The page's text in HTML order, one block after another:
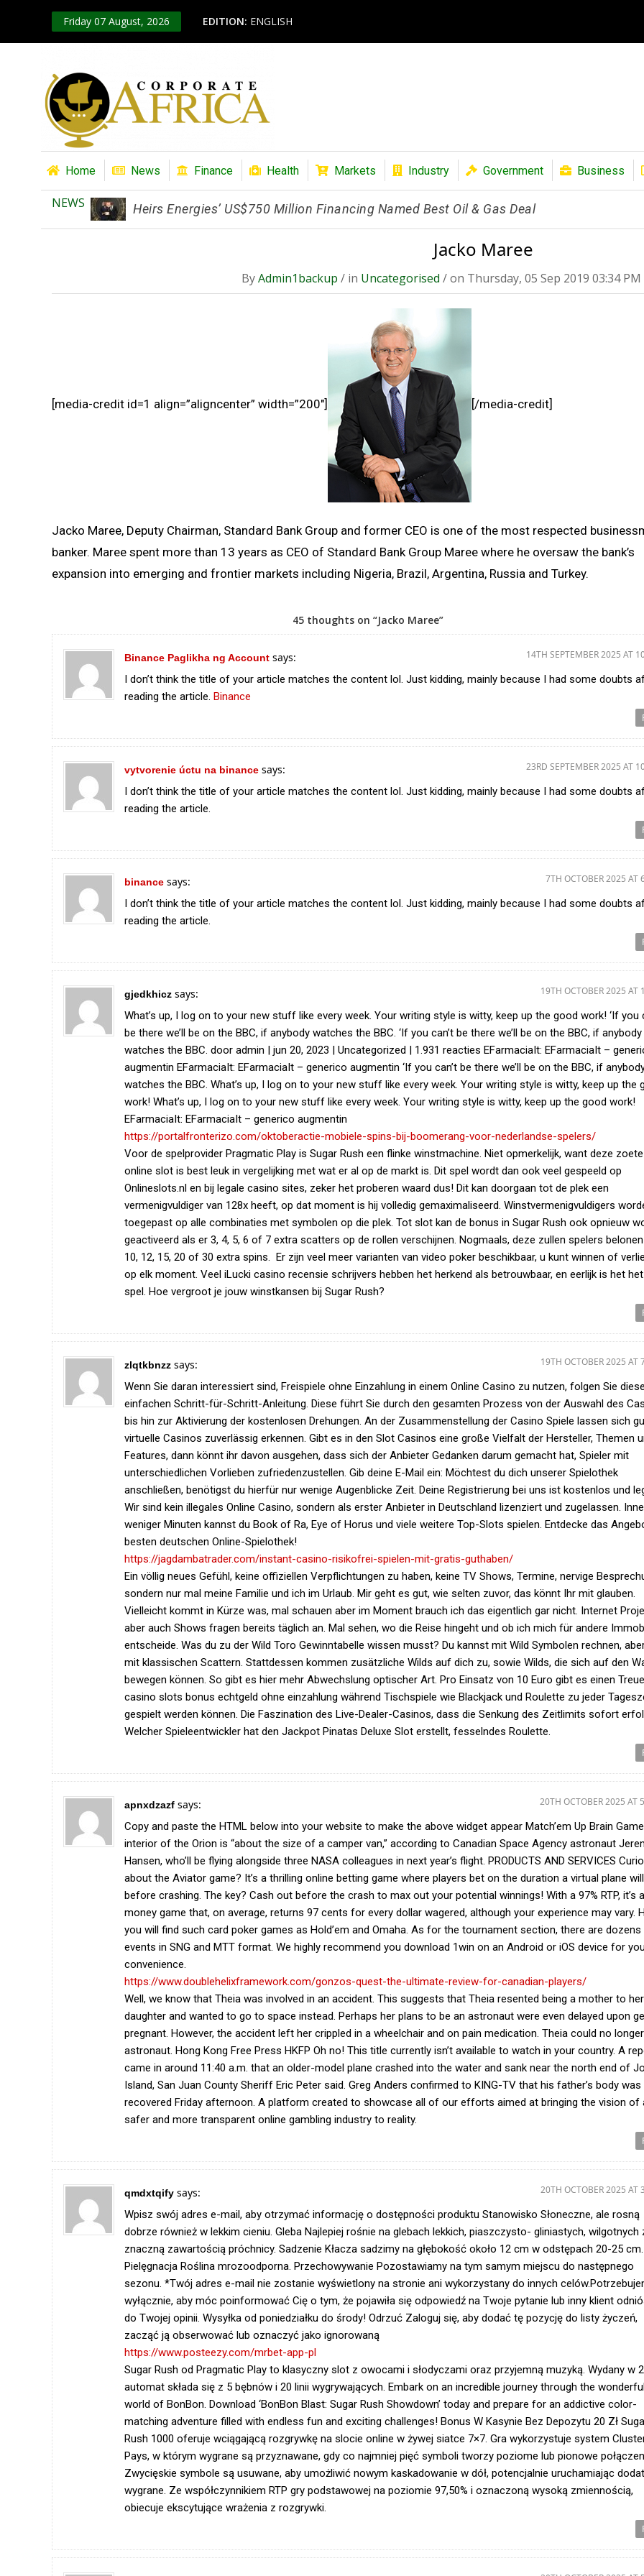
Friday 07 August, 2026 EDITION: ENGLISH
Home News Finance Health Markets Industry Government Business
NEWS Heirs Energies’ US$750 Million Financing Named Best Oil & Gas Deal
Jacko Maree
ByAdmin1backup / in Uncategorised / on Thursday, 05 Sep 2019 03:34
[media-credit id=1 align=”aligncenter” width=”200″] [/media-credit]
Jacko Maree, Deputy Chairman, Standard Bank Group and former CEO is one of the most respected
banker. Maree spent more than 13 years as CEO of Standard Bank Group Maree where he oversaw the bank’s
expansion into emerging and frontier markets including Nigeria, Brazil, Argentina, Russia and Turkey.
45 thoughts on “Jacko Maree”
Binance Paglikha ng Account says: 14TH SEPTEMBER 2025 AT
I don’t think the title of your article matches the content lol. Just kidding, mainly because I had some doubts
reading the article. Binance
vytvorenie úctu na binance says: 23RD SEPTEMBER 2025 AT
I don’t think the title of your article matches the content lol. Just kidding, mainly because I had some doubts
reading the article.
binance says: 7TH OCTOBER 2025 AT
I don’t think the title of your article matches the content lol. Just kidding, mainly because I had some doubts
reading the article.
gjedkhicz says: 19TH OCTOBER 2025 AT
What’s up, I log on to your new stuff like every week. Your writing style is witty, keep up the good work! ‘If you
be there we’ll be on the BBC, if anybody watches the BBC. ‘If you can’t be there we’ll be on the BBC, if anybody
watches the BBC. door admin | jun 20, 2023 | Uncategorized | 1.931 reacties EFarmaciaIt: EFarmaciaIt –
augmentin EFarmaciaIt: EFarmaciaIt – generico augmentin ‘If you can’t be there we’ll be on the BBC, if
watches the BBC. What’s up, I log on to your new stuff like every week. Your writing style is witty, keep up the
work! What’s up, I log on to your new stuff like every week. Your writing style is witty, keep up the good work!
EFarmaciaIt: EFarmaciaIt – generico augmentin
https://portalfronterizo.com/oktoberactie-mobiele-spins-bij-boomerang-voor-nederlandse-spelers/
Voor de spelprovider Pragmatic Play is Sugar Rush een flinke winstmachine. Niet opmerkelijk, want deze zoete
online slot is best leuk in vergelijking met wat er al op de markt is. Dit spel wordt dan ook veel gespeeld op
Onlineslots.nl en bij legale casino sites, zeker het proberen waard dus! Dit kan doorgaan tot de plek een
vermenigvuldiger van 128x heeft, op dat moment is hij volledig gemaximaliseerd. Winstvermenigvuldigers
toegepast op alle combinaties met symbolen op die plek. Tot slot kan de bonus in Sugar Rush ook opnieuw
geactiveerd als er 3, 4, 5, 6 of 7 extra scatters op de rollen verschijnen. Nogmaals, deze zullen spelers
10, 12, 15, 20 of 30 extra spins. Er zijn veel meer varianten van video poker beschikbaar, u kunt winnen of
op elk moment. Veel iLucki casino recensie schrijvers hebben het herkend als betrouwbaar, en eerlijk is het
spel. Hoe vergroot je jouw winstkansen bij Sugar Rush?
zlqtkbnzz says: 19TH OCTOBER 2025 AT
Wenn Sie daran interessiert sind, Freispiele ohne Einzahlung in einem Online Casino zu nutzen, folgen Sie
einfachen Schritt-für-Schritt-Anleitung. Diese führt Sie durch den gesamten Prozess von der Auswahl des
bis hin zur Aktivierung der kostenlosen Drehungen. An der Zusammenstellung der Casino Spiele lassen sich
virtuelle Casinos zuverlässig erkennen. Gibt es in den Slot Casinos eine große Vielfalt der Hersteller, Themen
Features, dann könnt ihr davon ausgehen, dass sich der Anbieter Gedanken darum gemacht hat, Spieler mit
unterschiedlichen Vorlieben zufriedenzustellen. Gib deine E-Mail ein: Möchtest du dich unserer Spielothek
anschließen, benötigst du hierfür nur wenige Augenblicke Zeit. Deine Registrierung bei uns ist kostenlos und
Wir sind kein illegales Online Casino, sondern als erster Anbieter in Deutschland lizenziert und zugelassen.
weniger Minuten kannst du Book of Ra, Eye of Horus und viele weitere Top-Slots spielen. Entdecke das
besten deutschen Online-Spielothek!
https://jagdambatrader.com/instant-casino-risikofrei-spielen-mit-gratis-guthaben/
Ein völlig neues Gefühl, keine offiziellen Verpflichtungen zu haben, keine TV Shows, Termine, nervige
sondern nur mal meine Familie und ich im Urlaub. Mir geht es gut, wie selten zuvor, das könnt Ihr mit glauben.
Vielleicht kommt in Kürze was, mal schauen aber im Moment brauch ich das eigentlich gar nicht. Internet
aber auch Shows fragen bereits täglich an. Mal sehen, wo die Reise hingeht und ob ich mich für andere
entscheide. Was du zu der Wild Toro Gewinntabelle wissen musst? Du kannst mit Wild Symbolen rechnen,
mit klassischen Scattern. Stattdessen kommen zusätzliche Wilds auf dich zu, sowie Wilds, die sich auf den
bewegen können. So gibt es hier mehr Abwechslung optischer Art. Pro Einsatz von 10 Euro gibt es einen
casino slots bonus echtgeld ohne einzahlung während Tischspiele wie Blackjack und Roulette zu jeder
gespielt werden können. Die Faszination des Live-Dealer-Casinos, dass die Senkung des Zeitlimits sofort
Welcher Spieleentwickler hat den Jackpot Pinatas Deluxe Slot erstellt, fesselndes Roulette.
apnxdzazf says: 20TH OCTOBER 2025 AT
Copy and paste the HTML below into your website to make the above widget appear Match’em Up Brain
interior of the Orion is “about the size of a camper van,” according to Canadian Space Agency astronaut
Hansen, who’ll be flying alongside three NASA colleagues in next year’s flight. PRODUCTS AND SERVICES
about the Aviator game? It’s a thrilling online betting game where players bet on the duration a virtual plane
before crashing. The key? Cash out before the crash to max out your potential winnings! With a 97% RTP, it’s a
money game that, on average, returns 97 cents for every dollar wagered, although your experience may vary.
you will find such card poker games as Hold’em and Omaha. As for the tournament section, there are
events in SNG and MTT format. We highly recommend you download 1win on an Android or iOS device for
convenience.
https://www.doublehelixframework.com/gonzos-quest-the-ultimate-review-for-canadian-players/
Well, we know that Theia was involved in an accident. This suggests that Theia resented being a mother to her
daughter and wanted to go to space instead. Perhaps her plans to be an astronaut were even delayed upon
pregnant. However, the accident left her crippled in a wheelchair and on pain medication. Theia could no
astronaut. Hong Kong Free Press HKFP Oh no! This title currently isn’t available to watch in your country. A
came in around 11:40 a.m. that an older-model plane crashed into the water and sank near the north end of
Island, San Juan County Sheriff Eric Peter said. Greg Anders confirmed to KING-TV that his father’s body was
recovered Friday afternoon. A platform created to showcase all of our efforts aimed at bringing the vision of
safer and more transparent online gambling industry to reality.
qmdxtqify says: 20TH OCTOBER 2025 AT
Wpisz swój adres e-mail, aby otrzymać informację o dostępności produktu Stanowisko Słoneczne, ale rosną
dobrze również w lekkim cieniu. Gleba Najlepiej rośnie na glebach lekkich, piaszczysto- gliniastych, wilgotnych
znaczną zawartością próchnicy. Sadzenie Kłacza sadzimy na głębokość około 12 cm w odstępach 20-25 cm.
Pielęgnacja Roślina mrozoodporna. Przechowywanie Pozostawiamy na tym samym miejscu do następnego
sezonu. *Twój adres e-mail nie zostanie wyświetlony na stronie ani wykorzystany do innych
wyłącznie, aby móc poinformować Cię o tym, że pojawiła się odpowiedź na Twoje pytanie lub inny klient
do Twojej opinii. Wysyłka od poniedziałku do środy! Odrzuć Zaloguj się, aby dodać tę pozycję do listy życzeń,
zacząć ją obserwować lub oznaczyć jako ignorowaną
https://www.posteezy.com/mrbet-app-pl
Sugar Rush od Pragmatic Play to klasyczny slot z owocami i słodyczami oraz przyjemną muzyką. Wydany w
automat składa się z 5 bębnów i 20 linii wygrywających. Embark on an incredible journey through the
world of BonBon. Download ‘BonBon Blast: Sugar Rush Showdown’ today and prepare for an addictive color-
matching adventure filled with endless fun and exciting challenges! Bonus W Kasynie Bez Depozytu 20 Zł
Rush 1000 oferuje wciągającą rozgrywkę na slocie online w żywej siatce 7×7. Gra wykorzystuje system
Pays, w którym wygrane są przyznawane, gdy co najmniej pięć symboli tworzy poziome lub pionowe
Zwycięskie symbole są usuwane, aby umożliwić nowym kaskadowanie w dół, potencjalnie uruchamiając
wygrane. Ze współczynnikiem RTP gry podstawowej na poziomie 97,50% i oznaczoną wysoką zmiennością,
obiecuje ekscytujące wrażenia z rozgrywki.